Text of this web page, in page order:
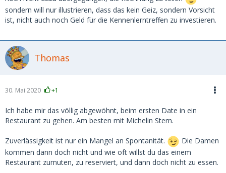
sondern will nur illustrieren, dass das kein Geiz, sondern Vorsicht
ist, nicht auch noch Geld für die Kennenlerntreffen zu investieren.
Thomas
30. Mai 2020 +1
Ich habe mir das völlig abgewöhnt, beim ersten Date in ein
Restaurant zu gehen. Am besten mit Michelin Stern.
Zuverlässigkeit ist nur ein Mangel an Spontanität.
Die Damen
kommen dann doch nicht und wie oft willst du das einem
Restaurant zumuten, zu reserviert, und dann doch nicht zu essen.